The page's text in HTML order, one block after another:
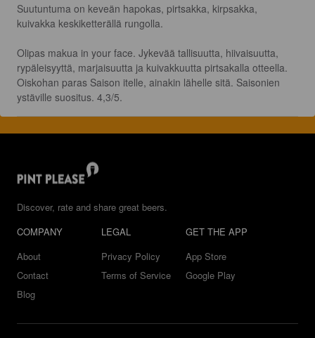
Suutuntuma on keveän hapokas, pirtsakka, kirpsakka,
kuivakka keskiketterällä rungolla.
Olipas makua in your face. Jykevää tallisuutta, hiivaisuutta,
rypäleisyyttä, marjaisuutta ja kuivakkuutta pirtsakalla otteella.
Oiskohan paras Saison itelle, ainakin lähelle sitä. Saisonien
ystäville suositus. 4,3/5.
Discover, rate and share great beers.
COMPANY
About
Contact
Blog
LEGAL
Privacy Policy
Terms of Service
GET THE APP
App Store
Google Play